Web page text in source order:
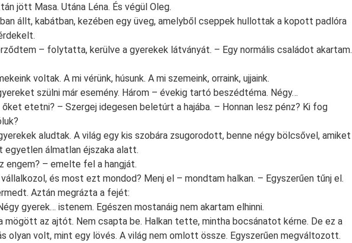
jött Masa. Utána Léna. És végül Oleg.
állt, kabátban, kezében egy üveg, amelyből cseppek hullottak a kopott padlóra
– folytatta, kerülve a gyerekek látványát. – Egy normális családot akartam.
voltak. A mi vérünk, húsunk. A mi szemeink, orraink, ujjaink.
szülni már esemény. Három – évekig tartó beszédtéma. Négy…
etetni? – Szergej idegesen beletúrt a hajába. – Honnan lesz pénz? Ki fog
aludtak. A világ egy kis szobára zsugorodott, benne négy bölcsővel, amiket
álmatlan éjszaka alatt.
engem? – emelte fel a hangját.
és most ezt mondod? Menj el – mondtam halkan. – Egyszerűen tűnj el.
Aztán megrázta a fejét:
gyerek… istenem. Egészen mostanáig nem akartam elhinni.
mögött az ajtót. Nem csapta be. Halkan tette, mintha bocsánatot kérne. De ez a
olyan volt, mint egy lövés. A világ nem omlott össze. Egyszerűen megváltozott.